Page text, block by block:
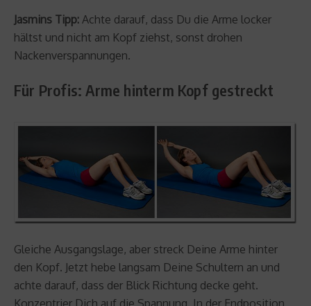
Jasmins Tipp: Achte darauf, dass Du die Arme locker
hältst und nicht am Kopf ziehst, sonst drohen
Nackenverspannungen.
Für Profis: Arme hinterm Kopf gestreckt
Gleiche Ausgangslage, aber streck Deine Arme hinter
den Kopf. Jetzt hebe langsam Deine Schultern an und
achte darauf, dass der Blick Richtung decke geht.